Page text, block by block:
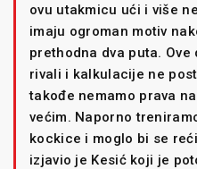
ovu utakmicu ući i više
imaju ogroman motiv
prethodna dva puta.
rivali i kalkulacije ne
takođe nemamo prava
većim. Naporno
kockice i moglo bi se
izjavio je Kesić koji je